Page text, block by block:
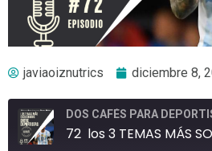
javiaoiznutrics diciembre 8,
DOS CAFÉS PARA